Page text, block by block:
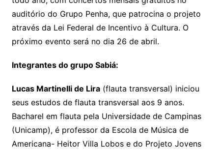
auditório do Grupo Penha, que patrocina o projeto
através da Lei Federal de Incentivo à Cultura. O
próximo evento será no dia 26 de abril.
Integrantes do grupo Sabiá:
Lucas Martinelli de Lira(flauta transversal) iniciou
seus estudos de flauta transversal aos 9 anos.
Bacharel em flauta pela Universidade de Campinas
(Unicamp), é professor da Escola de Música de
Americana- Heitor Villa Lobos e do Projeto Jovens